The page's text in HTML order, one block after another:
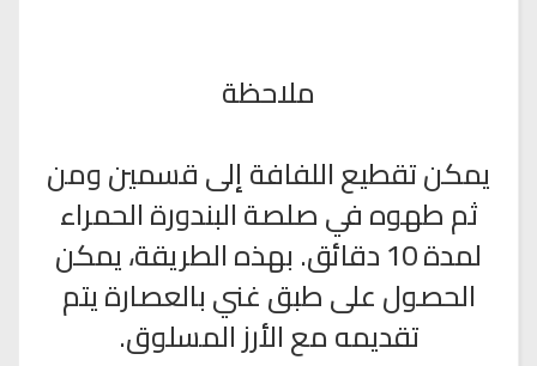
ملاحظة
يمكن تقطيع اللفافة إلى قسمين ومن
ثم طهوه في صلصة البندورة الحمراء
لمدة 10 دقائق. بهذه الطريقة، يمكن
الحصول على طبق غني بالعصارة يتم
تقديمه مع الأرز المسلوق.